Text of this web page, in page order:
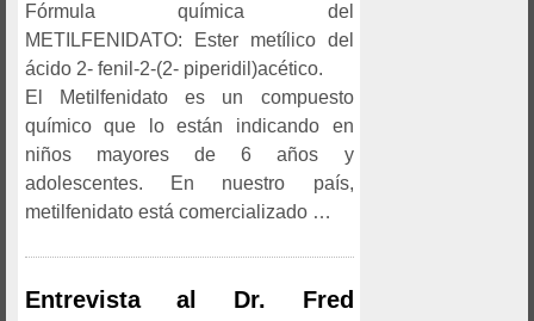
Fórmula química del
METILFENIDATO: Ester metílico del
ácido 2- fenil-2-(2- piperidil)acético.
El Metilfenidato es un compuesto
químico que lo están indicando en
niños mayores de 6 años y
adolescentes. En nuestro país,
metilfenidato está comercializado …
Entrevista al Dr. Fred